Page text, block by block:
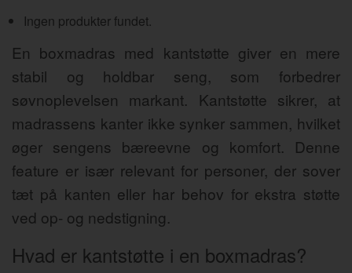
Ingen produkter fundet.
En boxmadras med kantstøtte giver en mere
stabil og holdbar seng, som forbedrer
søvnoplevelsen markant. Kantstøtte sikrer, at
madrassens kanter ikke synker sammen, hvilket
øger sengens bæreevne og komfort. Denne
feature er især relevant for personer, der sover
tæt på kanten eller har behov for ekstra støtte
ved op- og nedstigning.
Hvad er kantstøtte i en boxmadras?